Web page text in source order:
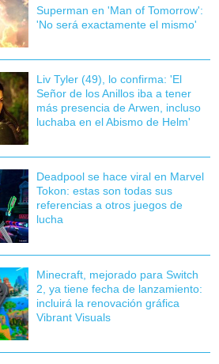
Superman en 'Man of Tomorrow':
'No será exactamente el mismo'
Liv Tyler (49), lo confirma: 'El
Señor de los Anillos iba a tener
más presencia de Arwen, incluso
luchaba en el Abismo de Helm'
Deadpool se hace viral en Marvel
Tokon: estas son todas sus
referencias a otros juegos de
lucha
Minecraft, mejorado para Switch
2, ya tiene fecha de lanzamiento:
incluirá la renovación gráfica
Vibrant Visuals